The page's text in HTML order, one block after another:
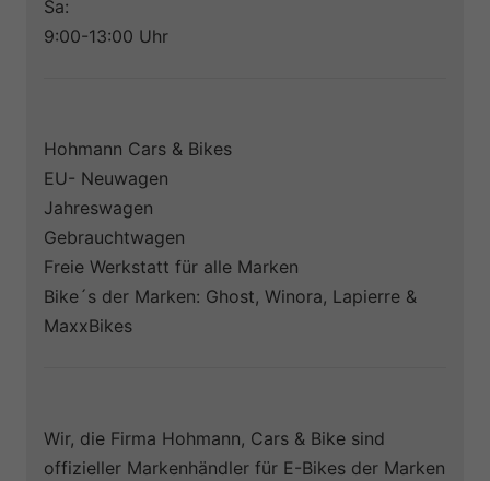
Sa:
9:00-13:00 Uhr
Hohmann Cars & Bikes
EU- Neuwagen
Jahreswagen
Gebrauchtwagen
Freie Werkstatt für alle Marken
Bike´s der Marken: Ghost, Winora, Lapierre &
MaxxBikes
Wir, die Firma Hohmann, Cars & Bike sind
offizieller Markenhändler für E-Bikes der Marken